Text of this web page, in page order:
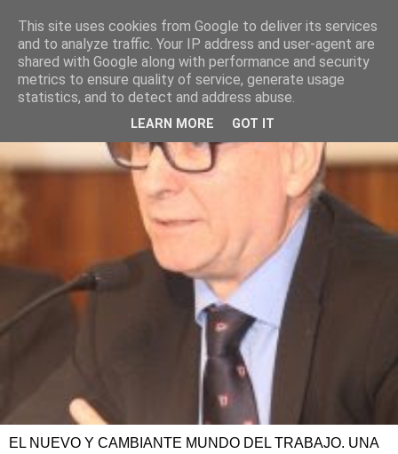
EL NUEVO Y CAMBIANTE MUNDO DEL TRABAJO. UNA
This site uses cookies from Google to deliver its services
and to analyze traffic. Your IP address and user-agent are
shared with Google along with performance and security
metrics to ensure quality of service, generate usage
statistics, and to detect and address abuse.
LEARN MORE GOT IT